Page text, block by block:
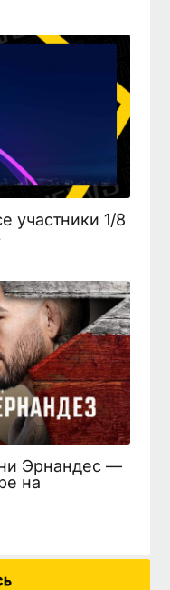
участники 1/8
Эрнандес —
на